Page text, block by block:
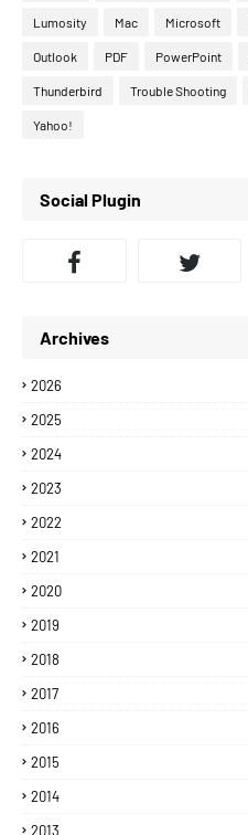
Lumosity Mac Microsoft
Outlook PDF PowerPoint
Thunderbird Trouble Shooting
Yahoo!
Social Plugin
Archives
2026
2025
2024
2023
2022
2021
2020
2019
2018
2017
2016
2015
2014
2013